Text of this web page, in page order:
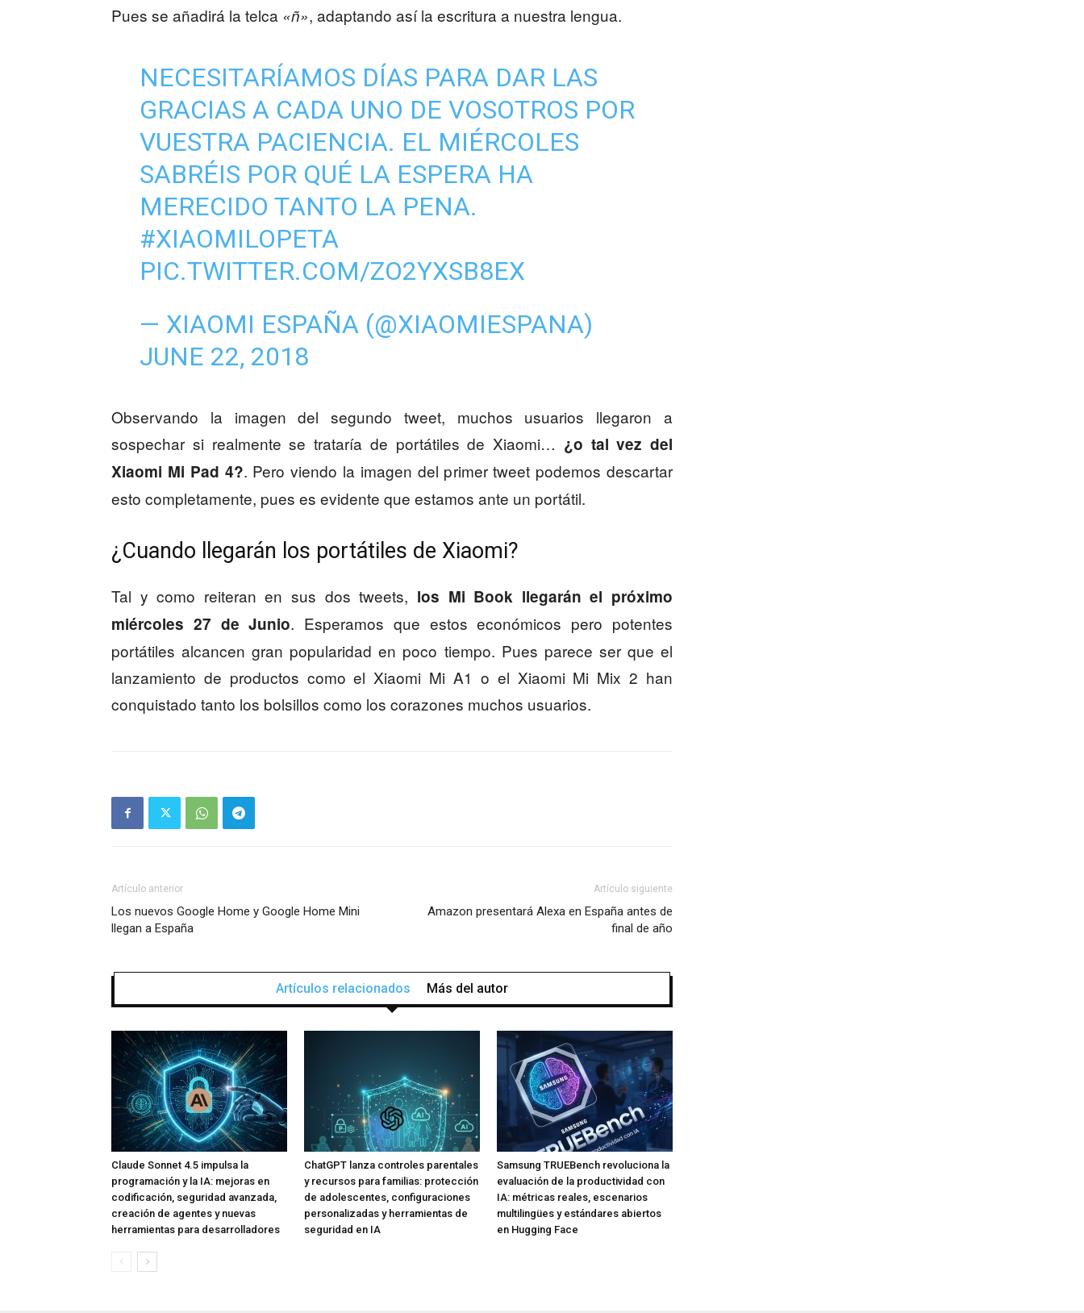
Pues se añadirá la telca «ñ», adaptando así la escritura a nuestra lengua.
NECESITARÍAMOS DÍAS PARA DAR LAS
GRACIAS A CADA UNO DE VOSOTROS POR
VUESTRA PACIENCIA. EL MIÉRCOLES
SABRÉIS POR QUÉ LA ESPERA HA
MERECIDO TANTO LA PENA.
#XIAOMILOPETA
PIC.TWITTER.COM/ZO2YXSB8EX
— XIAOMI ESPAÑA (@XIAOMIESPANA)
JUNE 22, 2018
Observando la imagen del segundo tweet, muchos usuarios llegaron a
sospechar si realmente se trataría de portátiles de Xiaomi… ¿o tal vez del
Xiaomi Mi Pad 4?. Pero viendo la imagen del primer tweet podemos descartar
esto completamente, pues es evidente que estamos ante un portátil.
¿Cuando llegarán los portátiles de Xiaomi?
Tal y como reiteran en sus dos tweets, los Mi Book llegarán el próximo
miércoles 27 de Junio. Esperamos que estos económicos pero potentes
portátiles alcancen gran popularidad en poco tiempo. Pues parece ser que el
lanzamiento de productos como el Xiaomi Mi A1 o el Xiaomi Mi Mix 2 han
conquistado tanto los bolsillos como los corazones muchos usuarios.
Artículo anterior
Los nuevos Google Home y Google Home Mini
llegan a España
Artículo siguiente
Amazon presentará Alexa en España antes de
final de año
Artículos relacionados Más del autor
Claude Sonnet 4.5 impulsa la
programación y la IA: mejoras en
codificación, seguridad avanzada,
creación de agentes y nuevas
herramientas para desarrolladores
ChatGPT lanza controles parentales
y recursos para familias: protección
de adolescentes, configuraciones
personalizadas y herramientas de
seguridad en IA
Samsung TRUEBench revoluciona la
evaluación de la productividad con
IA: métricas reales, escenarios
multilingües y estándares abiertos
en Hugging Face